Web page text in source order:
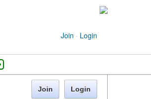
Join · Login
Join Login